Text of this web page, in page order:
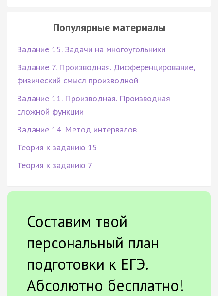
Популярные материалы
Задание 15. Задачи на многоугольники
Задание 7. Производная. Дифференцирование,
физический смысл производной
Задание 11. Производная. Производная
сложной функции
Задание 14. Метод интервалов
Теория к заданию 15
Теория к заданию 7
Составим твой
персональный план
подготовки к ЕГЭ.
Абсолютно бесплатно!